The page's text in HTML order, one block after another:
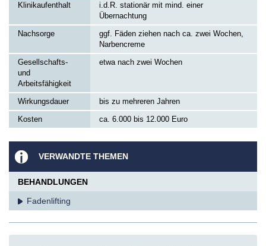
Klinikaufenthalt
i.d.R. stationär mit mind. einer
Übernachtung
Nachsorge
ggf. Fäden ziehen nach ca. zwei Wochen,
Narbencreme
Gesellschafts-
und
Arbeitsfähigkeit
etwa nach zwei Wochen
Wirkungsdauer
bis zu mehreren Jahren
Kosten
ca. 6.000 bis 12.000 Euro
VERWANDTE THEMEN
BEHANDLUNGEN
Fadenlifting